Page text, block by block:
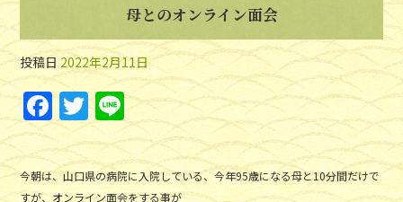
母とのオンライン面会
投稿日2022年2月11日
F
a
c
e
T
w
itt
er
Li
n
e
今朝は、山口県の病院に入院している、今年95歳になる母と10分間だけで
すが、オンライン面会をする事が